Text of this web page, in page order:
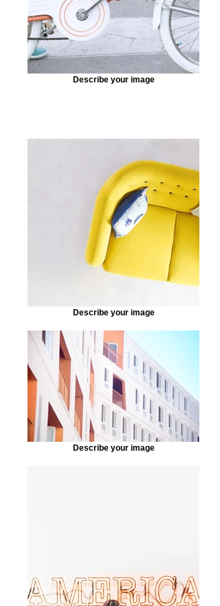
Describe your image
Describe your image
Describe your image